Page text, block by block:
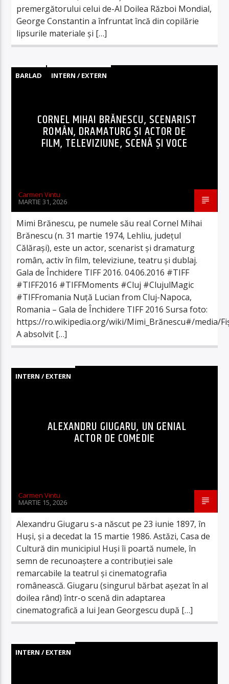
premergătorului celui de-Al Doilea Război Mondial,
George Constantin a înfruntat încă din copilărie
lipsurile materiale și […]
BARLAD INTERN / EXTERN
CORNEL MIHAI BRĂNESCU, SCENARIST
ROMÂN, DRAMATURG ȘI ACTOR DE
FILM, TELEVIZIUNE, SCENĂ ȘI VOCE
Carmen Vintu
MARTIE 31, 2026
Mimi Brănescu, pe numele său real Cornel Mihai
Brănescu (n. 31 martie 1974, Lehliu, județul
Călărași), este un actor, scenarist și dramaturg
român, activ în film, televiziune, teatru și dublaj.
Gala de Închidere TIFF 2016. 04.06.2016 ‪#‎TIFF‬
‪#‎TIFF2016‬ ‪#‎TIFFMoments‬ ‪#‎Cluj‬ ‪#‎ClujulMagic‬
‪#‎TIFFromania‬ Nuță Lucian from Cluj-Napoca,
Romania – Gala de Închidere TIFF 2016 Sursa foto:
https://ro.wikipedia.org/wiki/Mimi_Brănescu#/media/
A absolvit […]
INTERN / EXTERN
ALEXANDRU GIUGARU, UN GENIAL
ACTOR DE COMEDIE
Carmen Vintu
MARTIE 15, 2026
Alexandru Giugaru s-a născut pe 23 iunie 1897, în
Huși, și a decedat la 15 martie 1986. Astăzi, Casa de
Cultură din municipiul Huși îi poartă numele, în
semn de recunoaștere a contribuției sale
remarcabile la teatrul și cinematografia
românească. Giugaru (singurul bărbat așezat în al
doilea rând) într-o scenă din adaptarea
cinematografică a lui Jean Georgescu după […]
INTERN / EXTERN